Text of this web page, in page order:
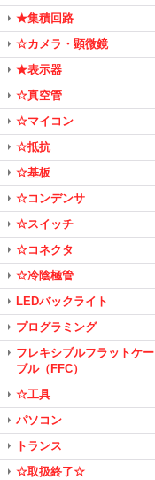
★集積回路
☆カメラ・顕微鏡
★表示器
☆真空管
☆マイコン
☆抵抗
☆基板
☆コンデンサ
☆スイッチ
☆コネクタ
☆冷陰極管
LEDバックライト
プログラミング
フレキシブルフラットケー
ブル（FFC）
☆工具
パソコン
トランス
☆取扱終了☆